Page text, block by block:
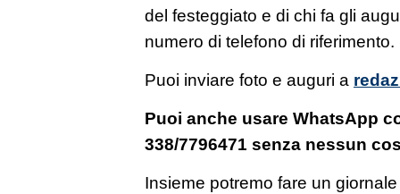
del festeggiato e di chi fa gli
numero di telefono di riferimento.
Puoi inviare foto e auguri a
Puoi anche usare WhatsApp
338/7796471 senza nessun
Insieme potremo fare un